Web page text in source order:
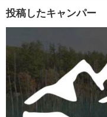
投稿したキャンパー